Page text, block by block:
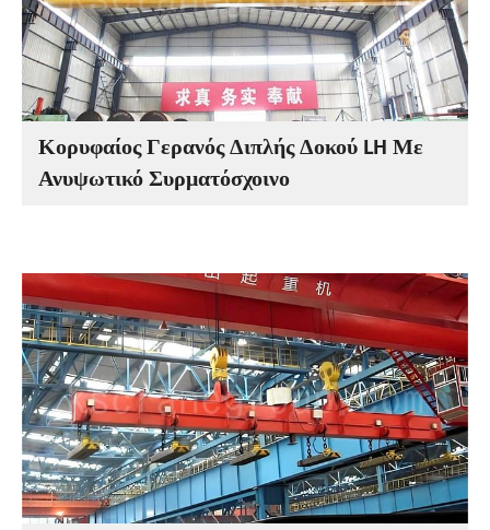
Κορυφαίος Γερανός Διπλής Δοκού LH Με
Ανυψωτικό Συρματόσχοινο